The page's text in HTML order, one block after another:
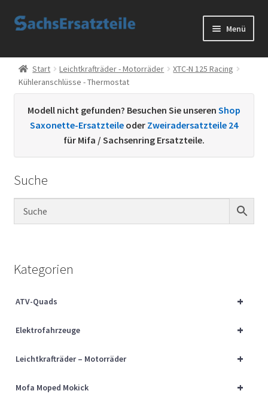
Zur
Zum
Menü
Start
AGB
Datenschutzerklärung
Kontakt
Sachs Ersatzteile
Über uns
Start Leichtkrafträder - Motorräder
XTC-N 125 Racing
Kühleranschlüsse - Thermostat
Modell nicht gefunden? Besuchen Sie unseren Shop
Saxonette-Ersatzteile oder Zweiradersatzteile 24
für Mifa / Sachsenring Ersatzteile.
Suche
Kategorien
+
ATV-Quads
+
Elektrofahrzeuge
+
Leichtkrafträder – Motorräder
+
Mofa Moped Mokick